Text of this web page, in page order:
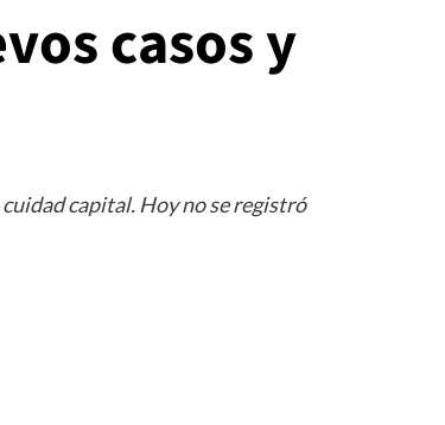
casos y
capital. Hoy no se registró